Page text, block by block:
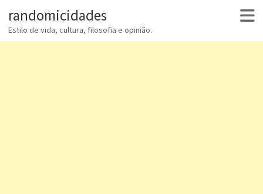
randomicidades
Estilo de vida, cultura, filosofia e opinião.